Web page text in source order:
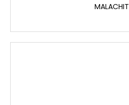
MALACHIT